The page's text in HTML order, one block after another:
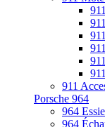
911
Porsche 964
964
964